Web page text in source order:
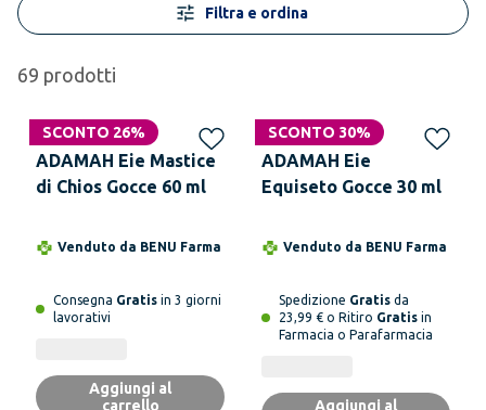
Filtra e ordina
69 prodotti
SCONTO 26%
ADAMAH Eie Mastice
di Chios Gocce 60 ml
Venduto da BENU Farma
Consegna Gratis in 3 giorni
lavorativi
Aggiungi al
carrello
SCONTO 30%
ADAMAH Eie
Equiseto Gocce 30 ml
Venduto da BENU Farma
Spedizione Gratis da
23,99 € o Ritiro Gratis in
Farmacia o Parafarmacia
Aggiungi al